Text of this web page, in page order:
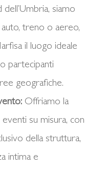
dell’Umbria, siamo
auto, treno o aereo,
il luogo ideale
partecipanti
geografiche.
Offriamo la
su misura, con
della struttura,
intima e